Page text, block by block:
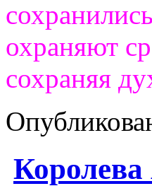
охраняют
сохраняя